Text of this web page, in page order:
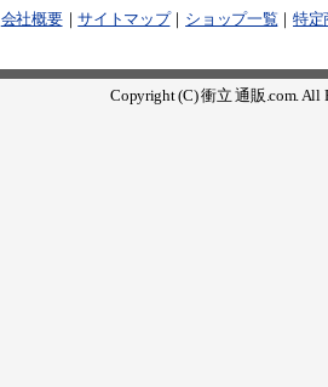
会社概要｜サイトマップ｜ ショップ一覧 ｜特定
Copyright (C) 衝立 通販.com. All